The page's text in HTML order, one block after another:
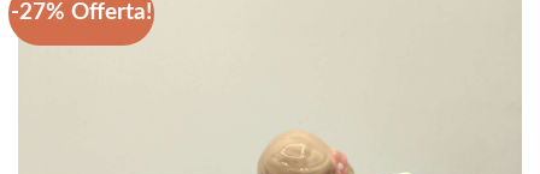
-27% Offerta!